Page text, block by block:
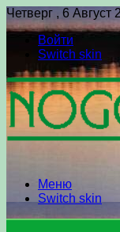
Четверг , 6 Август
Войти
Switch skin
Меню
Switch skin